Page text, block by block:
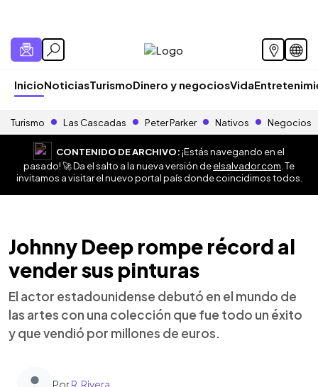
InicioNoticiasTurismoDinero y negociosVida
Turismo Las Cascadas Peter Parker Nativos Negocios
CONTENIDO DE ARCHIVO:¡Estás navegando en el
pasado! 🚀 Da el salto a la nueva versión deelsalvador.com . Te
invitamos a visitar el nuevo portal país donde coincidimos todos.
Johnny Deep rompe récord al
vender sus pinturas
El actor estadounidense debutó en el mundo de
las artes con una colección que fue todo un éxito
y que vendió por millones de euros.
PorR. Rivera